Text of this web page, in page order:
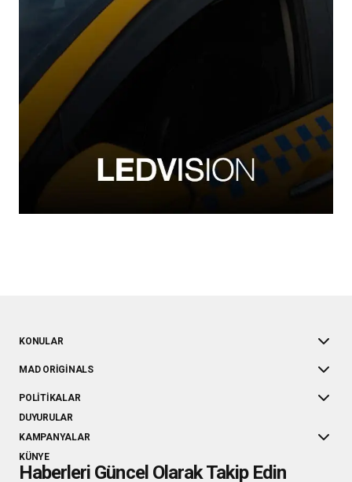
KONULAR
MAD ORIGINALS
POLITIKALAR
DUYURULAR
KAMPANYALAR
KÜNYE
Haberleri Güncel Olarak Takip Edin